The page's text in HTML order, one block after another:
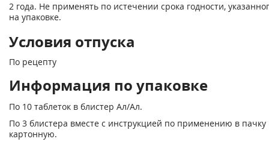
2 года. Не применять по истечении срока годности,
на упаковке.
Условия отпуска
По рецепту
Информация по упаковке
По 10 таблеток в блистер Ал/Ал.
По 3 блистера вместе с инструкцией по применению в пачку
картонную.